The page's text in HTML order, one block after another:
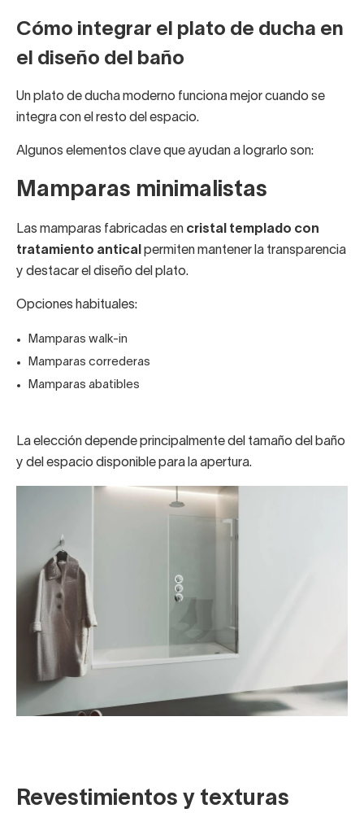
Cómo integrar el plato de ducha en
el diseño del baño
Un plato de ducha moderno funciona mejor cuando se
integra con el resto del espacio.
Algunos elementos clave que ayudan a lograrlo son:
Mamparas minimalistas
Las mamparas fabricadas en cristal templado con
tratamiento antical
permiten mantener la transparencia
y destacar el diseño del plato.
Opciones habituales:
Mamparas walk-in
Mamparas correderas
Mamparas abatibles
La elección depende principalmente del tamaño del baño
y del espacio disponible para la apertura.
Revestimientos y texturas